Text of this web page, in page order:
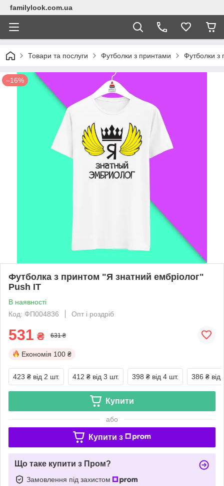
familylook.com.ua
Товари та послуги Футболки з принтами Футболки з
–16%
Футболка з принтом "Я знатний ембріолог"
Push IT
В наявності
Код: ФП004836
Опт і роздріб
531 ₴ 631 ₴
Економія 100 ₴
423 ₴ від 2 шт. 412 ₴ від 3 шт. 398 ₴ від 4 шт. 386 ₴ від
Купити
або
Купити з
Що таке купити з Пром?
Замовлення під захистом